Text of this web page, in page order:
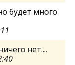
будет много
нет....